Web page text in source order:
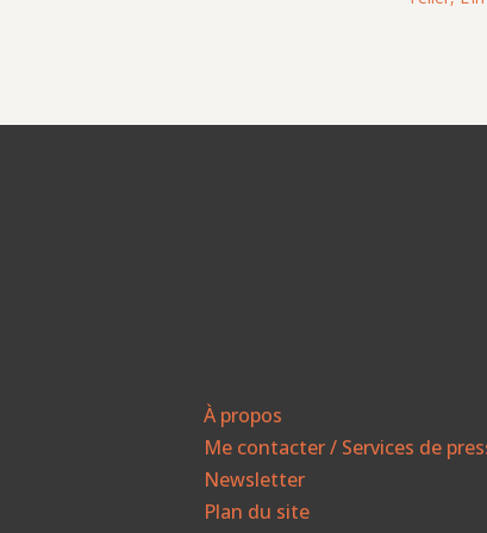
À propos
Me contacter / Services de
Newsletter
Plan du site